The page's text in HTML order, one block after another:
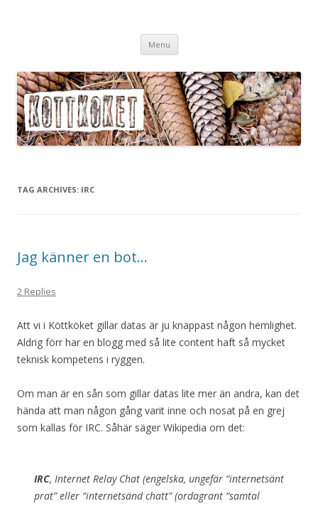
köttvärlden
Menu Skip
content
TAG ARCHIVES: IRC
Jag känner en bot…
2 Replies
Att vi i Köttköket gillar datas är ju knappast någon hemlighet.
Aldrig förr har en blogg med så lite content haft så mycket
teknisk kompetens i ryggen.
Om man är en sån som gillar datas lite mer än andra, kan det
hända att man någon gång varit inne och nosat på en grej
som kallas för IRC. Såhär säger Wikipedia om det:
IRC, Internet Relay Chat (engelska, ungefär “internetsänt
prat” eller “internetsänd chatt” (ordagrant “samtal